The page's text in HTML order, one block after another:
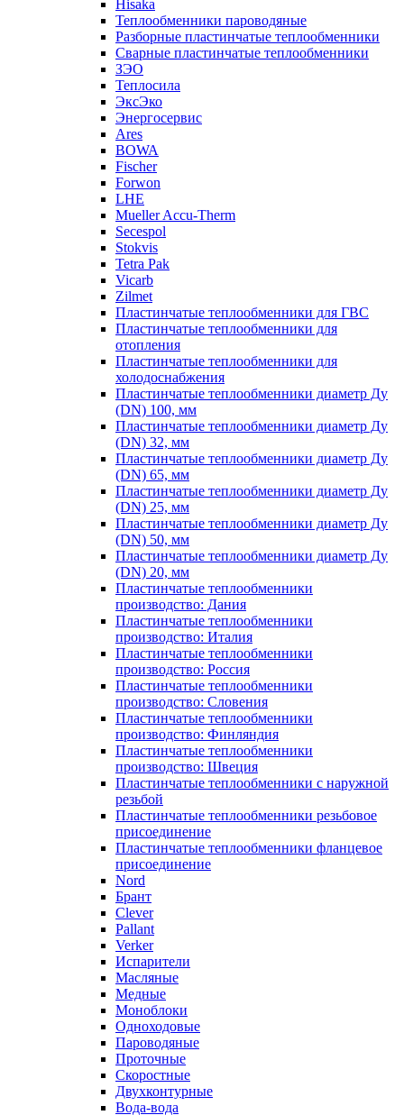
Hisaka
Теплообменники пароводяные
Разборные пластинчатые теплообменники
Сварные пластинчатые теплообменники
ЗЭО
Теплосила
ЭксЭко
Энергосервис
Ares
BOWA
Fischer
Forwon
LHE
Mueller Accu-Therm
Secespol
Stokvis
Tetra Pak
Vicarb
Zilmet
Пластинчатые теплообменники для ГВС
Пластинчатые теплообменники для
отопления
Пластинчатые теплообменники для
холодоснабжения
Пластинчатые теплообменники диаметр Ду
(DN) 100, мм
Пластинчатые теплообменники диаметр Ду
(DN) 32, мм
Пластинчатые теплообменники диаметр Ду
(DN) 65, мм
Пластинчатые теплообменники диаметр Ду
(DN) 25, мм
Пластинчатые теплообменники диаметр Ду
(DN) 50, мм
Пластинчатые теплообменники диаметр Ду
(DN) 20, мм
Пластинчатые теплообменники
производство: Дания
Пластинчатые теплообменники
производство: Италия
Пластинчатые теплообменники
производство: Россия
Пластинчатые теплообменники
производство: Словения
Пластинчатые теплообменники
производство: Финляндия
Пластинчатые теплообменники
производство: Швеция
Пластинчатые теплообменники с наружной
резьбой
Пластинчатые теплообменники резьбовое
присоединение
Пластинчатые теплообменники фланцевое
присоединение
Nord
Брант
Clever
Pallant
Verker
Испарители
Масляные
Медные
Моноблоки
Одноходовые
Пароводяные
Проточные
Скоростные
Двухконтурные
Вода-вода